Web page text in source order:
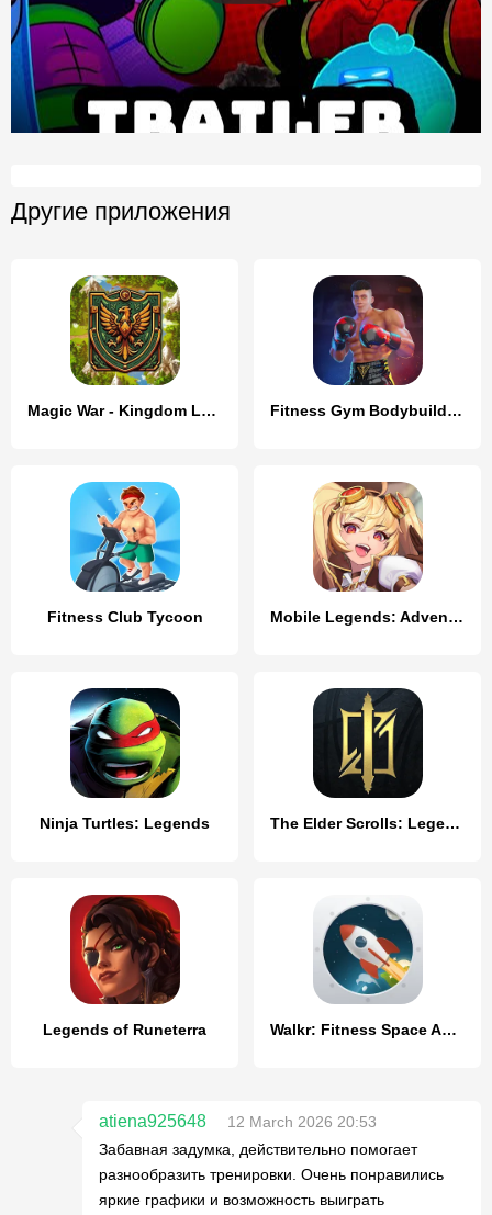
Другие приложения
Magic War - Kingdom Legends Fitness Gym Bodybuilding Pump
Fitness Club Tycoon Mobile Legends: Adventure
Ninja Turtles: Legends The Elder Scrolls: Legends
Legends of Runeterra Walkr: Fitness Space Adventure
atiena925648
12 March 2026 20:53
Забавная задумка, действительно помогает
разнообразить тренировки. Очень понравились
яркие графики и возможность выиграть